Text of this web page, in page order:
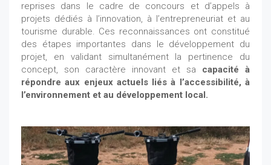
reprises dans le cadre de concours et d’appels à
projets dédiés à l’innovation, à l’entrepreneuriat et au
tourisme durable. Ces reconnaissances ont constitué
des étapes importantes dans le développement du
projet, en validant simultanément la pertinence du
concept, son caractère innovant et sa capacité à
répondre aux enjeux actuels liés à l’accessibilité, à
l’environnement et au développement local.